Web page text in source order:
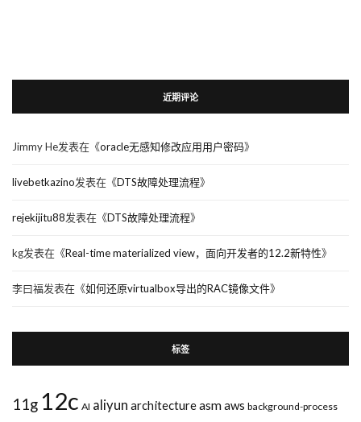
近期评论
Jimmy He发表在《oracle无感知修改应用用户密码》
livebetkazino发表在《DTS故障处理流程》
rejekijitu88发表在《DTS故障处理流程》
kg发表在《Real-time materialized view，面向开发者的12.2新特性》
李曰福发表在《如何还原virtualbox导出的RAC镜像文件》
标签
11g 12c AI aliyun architectureasmaws background-process